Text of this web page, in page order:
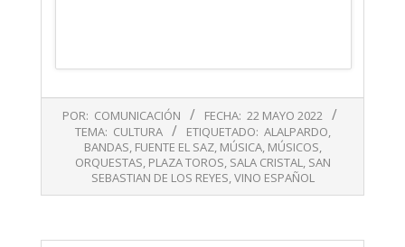
POR: COMUNICACIÓN FECHA: 22 MAYO 2022
TEMA: CULTURA ETIQUETADO: ALALPARDO,
BANDAS, FUENTE EL SAZ, MÚSICA, MÚSICOS,
ORQUESTAS, PLAZA TOROS, SALA CRISTAL, SAN
SEBASTIAN DE LOS REYES,VINO ESPAÑOL